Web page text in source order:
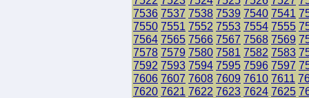
7536 7537 7538 7539 7540 7541
7550 7551 7552 7553 7554 7555
7564 7565 7566 7567 7568 7569
7578 7579 7580 7581 7582 7583
7592 7593 7594 7595 7596 7597
7606 7607 7608 7609 7610 7611
7620 7621 7622 7623 7624 7625